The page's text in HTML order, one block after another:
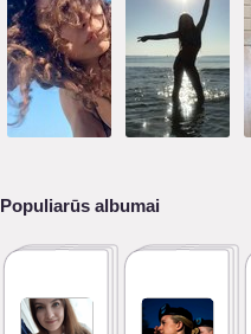
Populiarūs albumai